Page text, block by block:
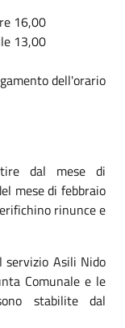
16,00
13,00
dell'orario
dal mese di
mese di febbraio
rinunce e
Asili Nido
Comunale e le
stabilite dal